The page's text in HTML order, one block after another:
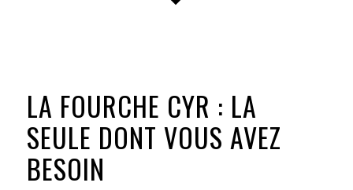
LA FOURCHE CYR : LA
SEULE DONT VOUS AVEZ
BESOIN